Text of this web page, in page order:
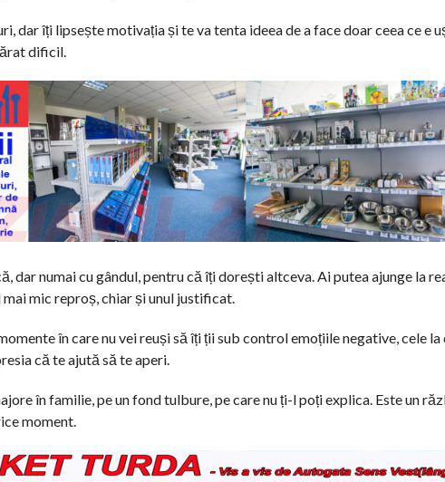
dar îți lipsește motivația și te va tenta ideea de a face doar ceea ce e
dificil.
dar numai cu gândul, pentru că îți dorești altceva. Ai putea ajunge la
mic reproș, chiar și unul justificat.
în care nu vei reuși să îți ții sub control emoțiile negative, cele la
că te ajută să te aperi.
în familie, pe un fond tulbure, pe care nu ți-l poți explica. Este un
moment.